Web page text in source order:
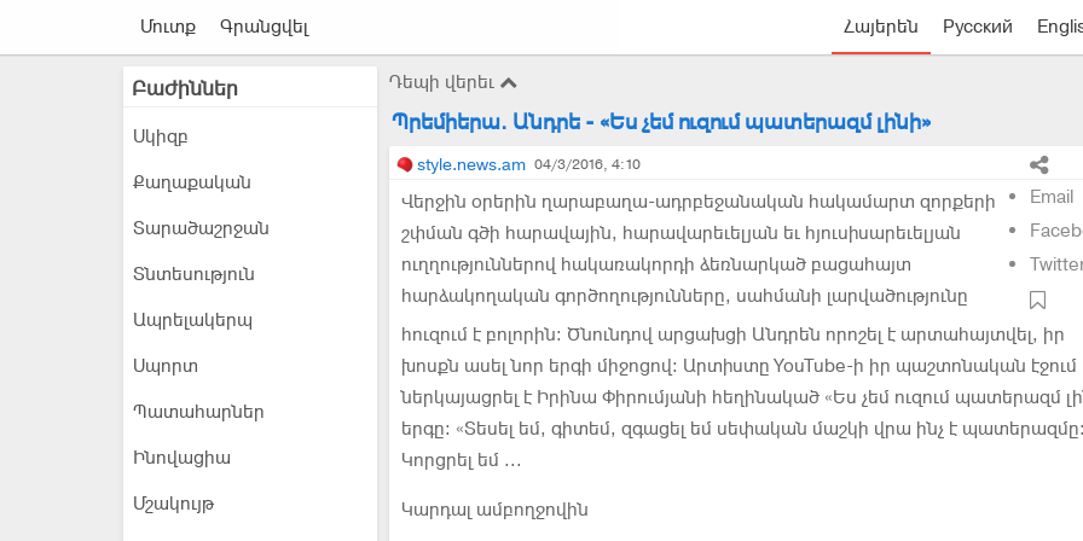
Մուտք Գրանցվել Հայերեն Русский
Բաժիններ
Սկիզբ
Քաղաքական
Տարածաշրջան
Տնտեսություն
Ապրելակերպ
Սպորտ
Պատահարներ
Ինովացիա
Մշակույթ
Դեպի վերեւ
Պրեմիերա. Անդրե - «Ես չեմ ուզում պատերազմ լինի»
style.news.am 04/3/2016, 4:10
Email
Վերջին օրերին ղարաբաղա-ադրբեջանական հակամարտ զորքերի
շփման գծի հարավային, հարավարեւելյան եւ հյուսիսարեւելյան
ուղղություններով հակառակորդի ձեռնարկած բացահայտ
հարձակողական գործողությունները, սահմանի լարվածությունը
հուզում է բոլորին: Ծնունդով արցախցի Անդրեն որոշել է արտահայտվել, իր
խոսքն ասել նոր երգի միջոցով: Արտիստը YouTube-ի իր պաշտոնական էջում
ներկայացրել է Իրինա Փիրումյանի հեղինակած «Ես չեմ ուզում պատերազմ
երգը: «Տեսել եմ, գիտեմ, զգացել եմ սեփական մաշկի վրա ինչ է պատերազմը։
Կորցրել եմ ...
Կարդալ ամբողջովին